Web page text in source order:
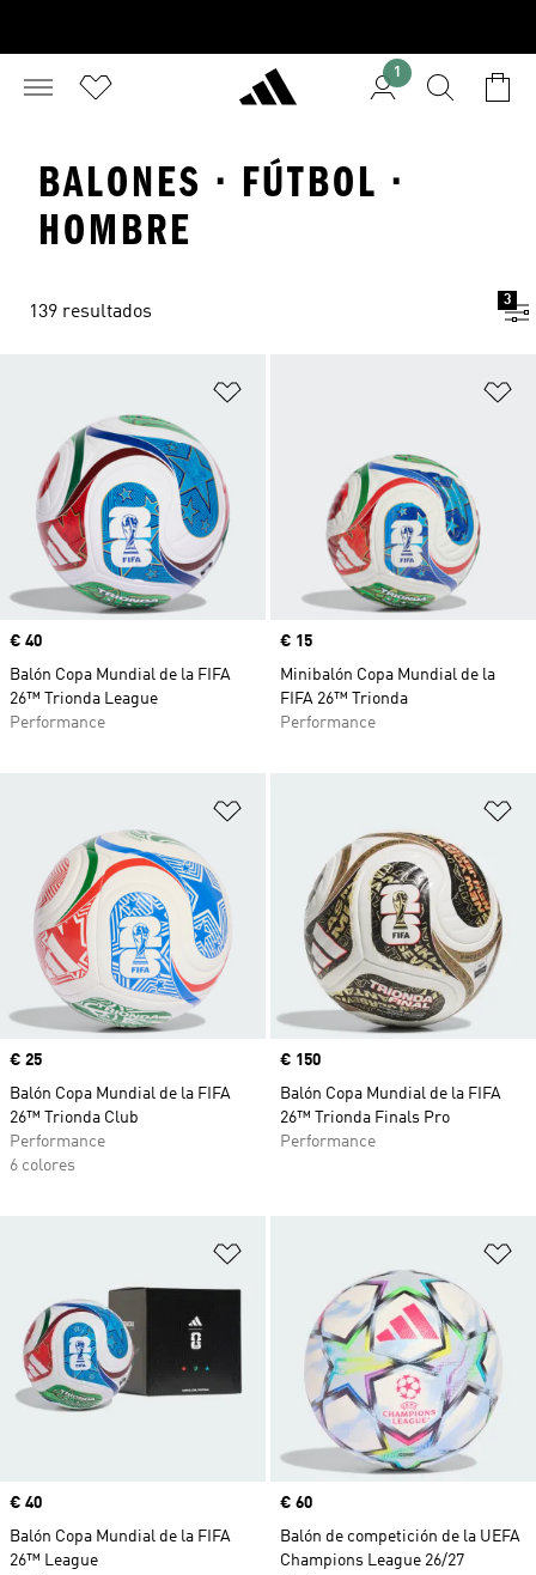
1
BALONES · FÚTBOL ·
HOMBRE
139 resultados
3
Precio
€ 40
Balón Copa Mundial de la FIFA
26™ Trionda League
Performance
Precio
€ 15
Minibalón Copa Mundial de la
FIFA 26™ Trionda
Performance
Precio
€ 25
Balón Copa Mundial de la FIFA
26™ Trionda Club
Performance
6 colores
Precio
€ 150
Balón Copa Mundial de la FIFA
26™ Trionda Finals Pro
Performance
Precio
€ 40
Balón Copa Mundial de la FIFA
26™ League
Precio
€ 60
Balón de competición de la UEFA
Champions League 26/27